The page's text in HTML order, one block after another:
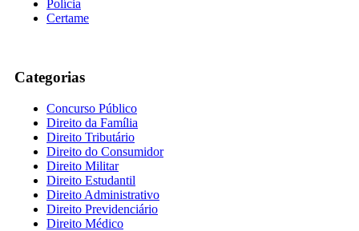
Polícia
Certame
Categorias
Concurso Público
Direito da Família
Direito Tributário
Direito do Consumidor
Direito Militar
Direito Estudantil
Direito Administrativo
Direito Previdenciário
Direito Médico